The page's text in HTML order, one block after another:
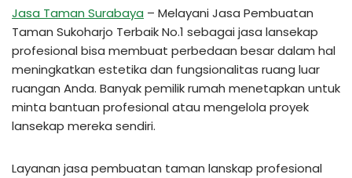
Jasa Taman Surabaya – Melayani Jasa Pembuatan
Taman Sukoharjo Terbaik No.1 sebagai jasa lansekap
profesional bisa membuat perbedaan besar dalam hal
meningkatkan estetika dan fungsionalitas ruang luar
ruangan Anda. Banyak pemilik rumah menetapkan untuk
minta bantuan profesional atau mengelola proyek
lansekap mereka sendiri.
Layanan jasa pembuatan taman lanskap profesional